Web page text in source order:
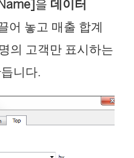
을 데이터
어 놓고 매출 합계
의 고객만 표시하는
니다.